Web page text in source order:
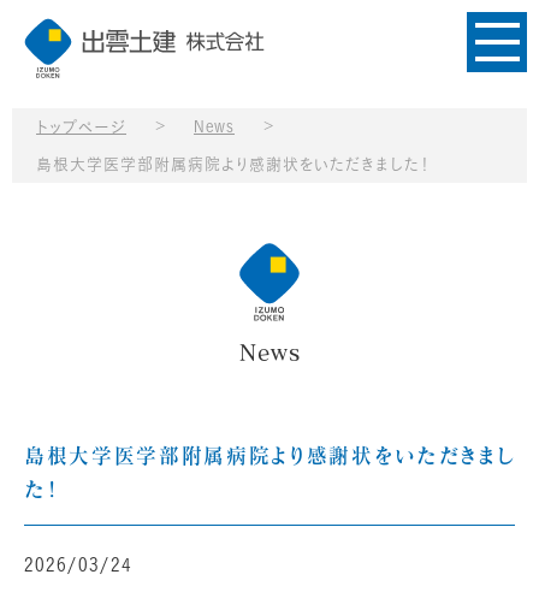
トップページ > News >
島根大学医学部附属病院より感謝状をいただきました！
News
島根大学医学部附属病院より感謝状をいただきまし
た！
2026/03/24